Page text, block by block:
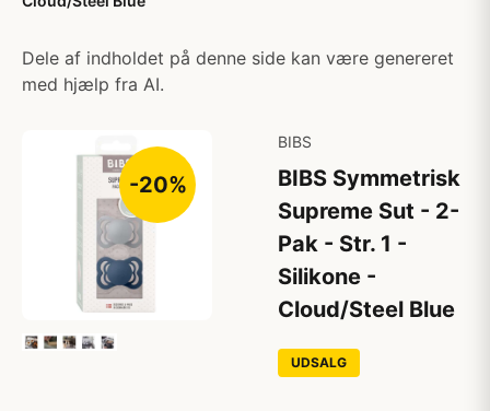
Dele af indholdet på denne side kan være genereret
med hjælp fra AI.
-20%
BIBS
BIBS Symmetrisk
Supreme Sut - 2-
Pak - Str. 1 -
Silikone -
Cloud/Steel Blue
UDSALG